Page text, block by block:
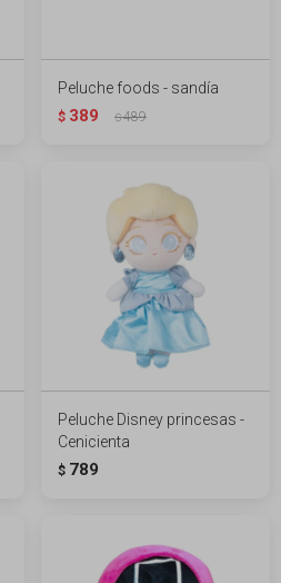
Peluche foods - sandía
$ 389 $489
Peluche Disney princesas -
Cenicienta
$ 789